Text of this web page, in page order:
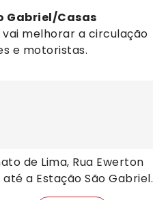
Gabriel/Casas
melhorar a circulação
e motoristas.
de Lima, Rua Ewerton
a Estação São Gabriel.